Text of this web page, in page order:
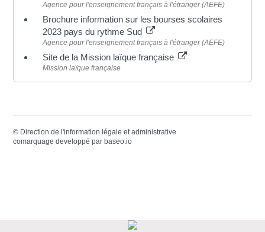
Agence pour l'enseignement français à l'étranger (AEFE)
Brochure information sur les bourses scolaires
2023 pays du rythme Sud
Agence pour l'enseignement français à l'étranger (AEFE)
Site de la Mission laïque française
Mission laïque française
© Direction de l'information légale et administrative
comarquage developpé parbaseo.io